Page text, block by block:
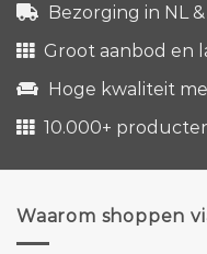
Bezorging in NL &
Groot aanbod en
Hoge kwaliteit
10.000+
Waarom shoppen